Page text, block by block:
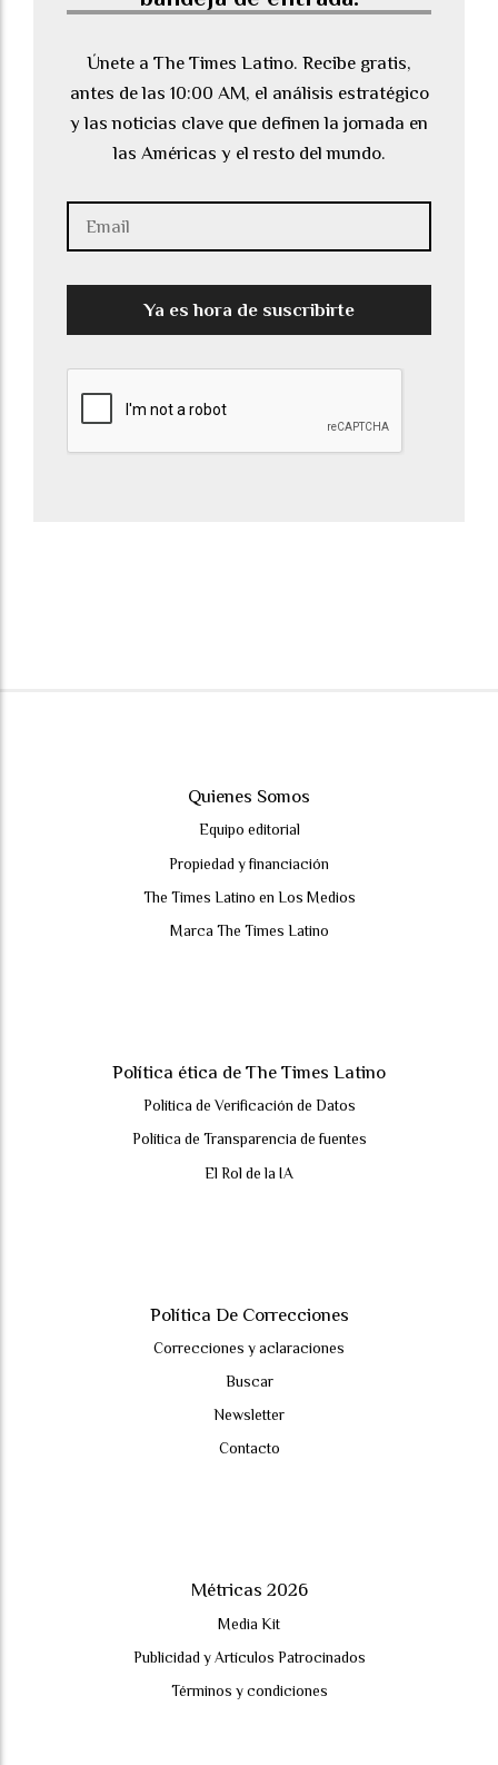
Únete a The Times Latino. Recibe gratis,
antes de las 10:00 AM, el análisis estratégico
y las noticias clave que definen la jornada en
las Américas y el resto del mundo.
Ya es hora de suscribirte
Quienes Somos
Equipo editorial
Propiedad y financiación
The Times Latino en Los Medios
Marca The Times Latino
Política ética de The Times Latino
Política de Verificación de Datos
Política de Transparencia de fuentes
El Rol de la IA
Política De Correcciones
Correcciones y aclaraciones
Buscar
Newsletter
Contacto
Métricas 2026
Media Kit
Publicidad y Artículos Patrocinados
Términos y condiciones